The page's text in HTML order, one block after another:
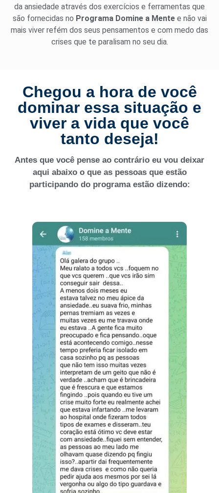
da ansiedade através dos exercícios e ferramentas que
são fornecidas no Programa Domine a Mentee não vai
mais viver refém dos seus pensamentos e com medo das
crises que te paralisam no seu dia.
Chegou a hora de você
dominar essa situação e
viver a vida que você
tanto deseja!
Antes que você pense ao contrário eu vou deixar
aqui abaixo o que as pessoas que estão
participando do programa estão dizendo: